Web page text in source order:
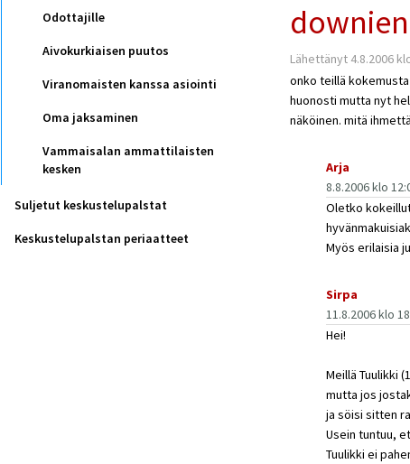
Odottajille
Aivokurkiaisen puutos
Viranomaisten kanssa asiointi
Oma jaksaminen
Vammaisalan ammattilaisten
kesken
Suljetut keskustelupalstat
Keskustelupalstan periaatteet
Lähettänyt 4.8.2006
onko teillä
huonosti mutta nyt
näköinen. mitä
Arja
8.8.2006 klo
Oletko
Myös erilaisia
Sirpa
11.8.2006 klo
Hei!
Meillä Tuulikki
mutta jos
ja söisi sitten
Usein tuntuu,
Tuulikki ei